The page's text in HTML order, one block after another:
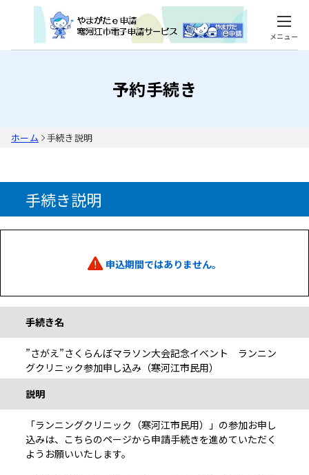
メニュー
予約手続き
ホーム 手続き説明
手続き説明
申込期間ではありません。
手続き名
”さがえ”さくらんぼマラソン大会記念イベント ランニン
グクリニック参加申し込み（寒河江市民用）
説明
「ランニングクリニック（寒河江市民用）」の参加お申し
込みは、こちらのページから申請手続きを進めていただく
ようお願いいたします。